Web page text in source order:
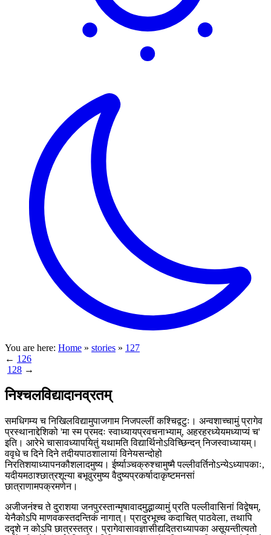
You are here: Home » stories » 127
← 126
128 →
निश्चलविद्यादानव्रतम्
समधिगम्य च निखिलविद्यामुपाजगाम निजपल्लीं कश्चिद्वटुः। अन्वशाच्चामुं प्रागेव
प्रस्थानाद्देशिको 'मा स्म प्रमदः स्वाध्यायप्रवचनाभ्याम्, अहरहरध्येयमध्याप्यं च'
इति। आरेभे चासावध्यापयितुं यथामति विद्यार्थिनोऽविच्छिन्दन् निजस्वाध्यायम्।
ववृधे च दिने दिने तदीयपाठशालायां विनेयसन्दोहो
निरतिशयाध्यापनकौशलादमुष्य। ईर्ष्याञ्चक्रुश्चामुष्मै पल्लीवर्तिनोऽन्येऽध्यापकाः,
यदीयमठाश्छात्रशून्या बभूवुरमुष्य वैदुष्यप्रकर्षादाकृष्टमनसां
छात्राणामपक्रमणेन।
अजीजनंश्च ते दुराशया जनपुरस्तान्मृषावादमुद्भाव्यामुं प्रति पल्लीवासिनां विद्वेषम्,
येनैकोऽपि माणवकस्तदन्तिकं नागात्। प्रादुरभूच्च कदाचित् पाठवेला, तथापि
ददृशे न कोऽपि छात्रस्तत्र। प्रागेवासावज्ञासीद्यदितराध्यापका असूयन्तीत्यतो